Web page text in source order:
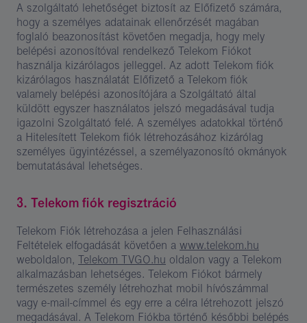
A szolgáltató lehetőséget biztosít az Előfizető számára,
hogy a személyes adatainak ellenőrzését magában
foglaló beazonosítást követően megadja, hogy mely
belépési azonosítóval rendelkező Telekom Fiókot
használja kizárólagos jelleggel. Az adott Telekom fiók
kizárólagos használatát Előfizető a Telekom fiók
valamely belépési azonosítójára a Szolgáltató által
küldött egyszer használatos jelszó megadásával tudja
igazolni Szolgáltató felé. A személyes adatokkal történő
a Hitelesített Telekom fiók létrehozásához kizárólag
személyes ügyintézéssel, a személyazonosító okmányok
bemutatásával lehetséges.
3. Telekom fiók regisztráció
Telekom Fiók létrehozása a jelen Felhasználási
Feltételek elfogadását követően a www.telekom.hu
weboldalon, Telekom TVGO.hu oldalon vagy a Telekom
alkalmazásban lehetséges. Telekom Fiókot bármely
természetes személy létrehozhat mobil hívószámmal
vagy e-mail-címmel és egy erre a célra létrehozott jelszó
megadásával. A Telekom Fiókba történő későbbi belépés